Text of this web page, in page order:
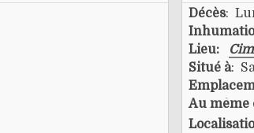
Décès:
Lieu:
Situé à:
Au même